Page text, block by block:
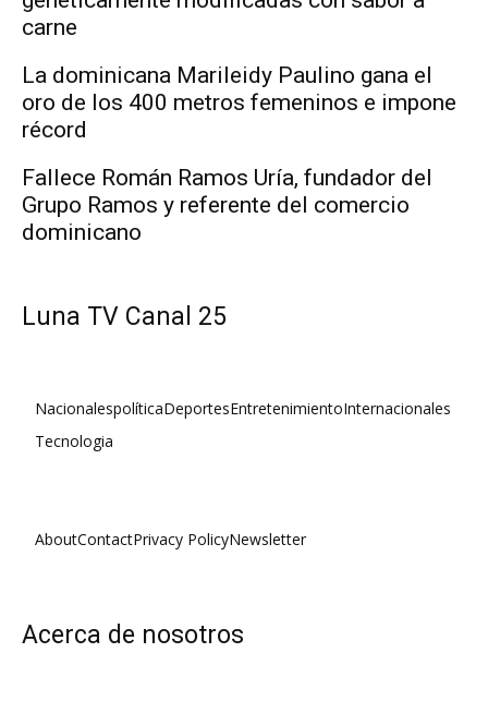
carne
La dominicana Marileidy Paulino gana el
oro de los 400 metros femeninos e impone
récord
Fallece Román Ramos Uría, fundador del
Grupo Ramos y referente del comercio
dominicano
Luna TV Canal 25
NacionalespolíticaDeportesEntretenimientoInternacionales
Tecnologia
AboutContactPrivacy PolicyNewsletter
Acerca de nosotros